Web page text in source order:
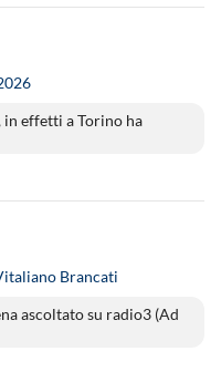
in effetti a Torino ha
Brancati
ascoltato su radio3 (Ad